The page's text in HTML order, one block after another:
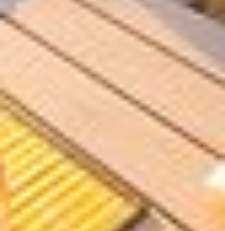
zugleich gem. Art. 49 Abs. 1 S. 1 lit. a DSGVO ein, dass
Ihre Daten in den USA verarbeitet werden. Die USA
werden vom Europäischen Gerichtshof als ein Land mit
einem nach EU-Standards unzureichendem
Datenschutzniveau eingeschätzt. Es besteht
insbesondere das Risiko, dass Ihre Daten durch US-
Behörden, zu Kontroll- und zu Überwachungszwecken,
möglicherweise auch ohne Rechtsbehelfsmöglichkeiten,
verarbeitet werden können. Wenn Sie auf "Auswahl
manuell festlegen" klicken und keine der optionalen
Boxen (Präferenzen, Statistiken oder Marketing
ausgewählt haben, findet die vorgehend beschriebene
Übermittlung nicht statt. Weitere Informationen erhalten
Sie in unseren Datenschutzhinweisen.
Ausführlich informieren wir Sie darüber gerne hier:
Datenschutz|Impressum